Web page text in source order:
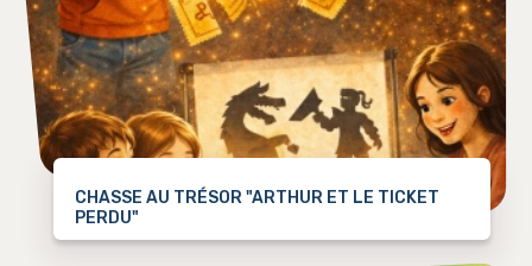
CHASSE AU TRÉSOR "ARTHUR ET LE TICKET
PERDU"